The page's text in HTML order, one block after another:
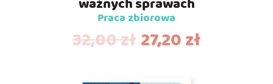
ważnych sprawach
Praca zbiorowa
32,00zł 27,20zł